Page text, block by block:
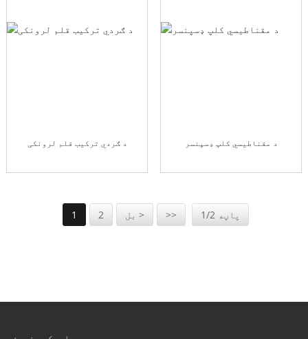
د ګردي ترکیب قلم لرونکی د مقناطیسي کلپ ډسپنسر
1 2 بل > >> پاڼه 1/2